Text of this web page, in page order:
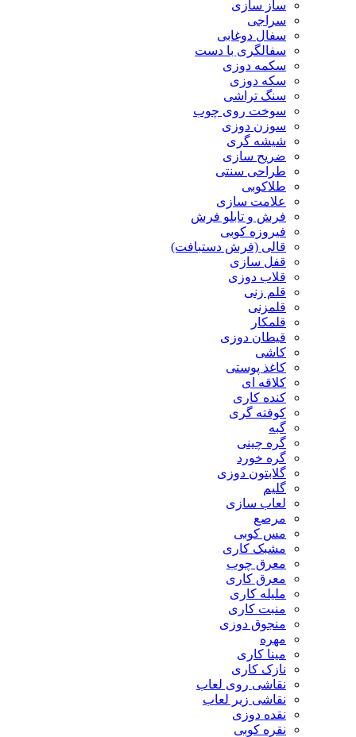
ساز سازی
سراجی
سفال دوغابی
سفالگری با دست
سکمه دوزی
سکه دوزی
سنگ تراشی
سوخت روی چوب
سوزن دوزی
شیشه گری
ضریح سازی
طراحی سنتی
طلاکوبی
علامت سازی
فرش و تابلو فرش
فیروزه کوبی
قالی (فرش دستبافت)
قفل سازی
قلاب دوزی
قلم زنی
قلمزنی
قلمکار
قیطان دوزی
کاشی
کاغذ پوستی
کلاقه ای
کنده کاری
کوفته گری
گبه
گره چینی
گره خورد
گلابتون دوزی
گلیم
لعاب سازی
مرصع
مس کوبی
مشبک کاری
معرق چوب
معرق کاری
مليله کاری
منبت کاری
منجوق دوزی
مهره
مینا کاری
نازک کاری
نقاشی روی لعاب
نقاشی زیر لعاب
نقده دوزی
نقره کوبی